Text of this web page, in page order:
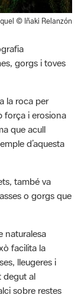
© Iñaki Relanzón
gorgs i toves
la roca per
força i erosiona
que acull
d’aquesta
també va
o gorgs que
naturalesa
facilita la
lleugeres i
degut al
sobre restes